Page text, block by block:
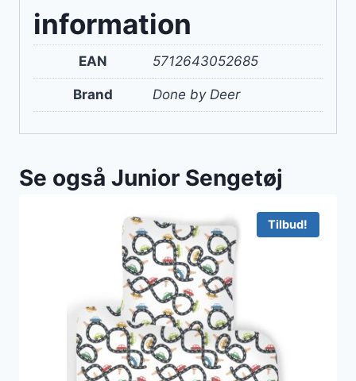
information
EAN 5712643052685
Brand Done by Deer
Se også Junior Sengetøj
Tilbud!